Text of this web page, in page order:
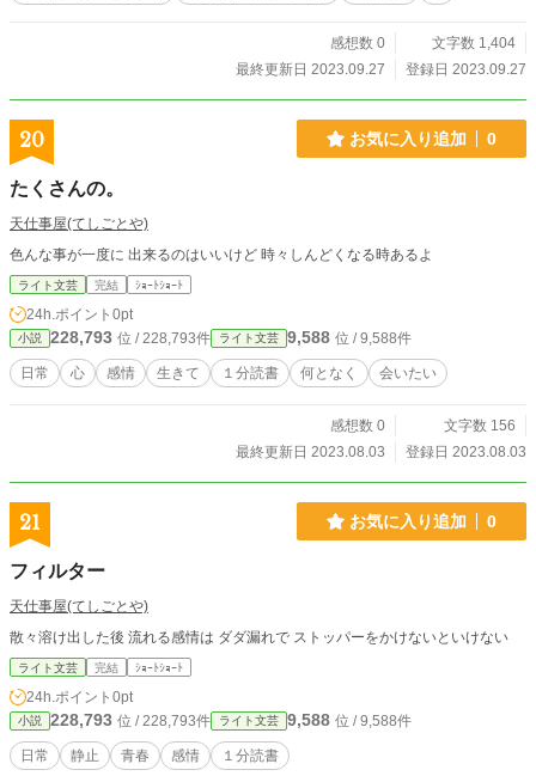
感想数 0
文字数 1,404
最終更新日 2023.09.27
登録日 2023.09.27
20 お気に入り追加 0
たくさんの。
天仕事屋(てしごとや)
色んな事が一度に 出来るのはいいけど 時々しんどくなる時あるよ
ライト文芸 完結 ｼｮｰﾄｼｮｰﾄ
24h.ポイント 0pt
小説 228,793 位 / 228,793件 ライト文芸 9,588 位 / 9,588件
日常 心 感情 生きて １分読書 何となく 会いたい
感想数 0
文字数 156
最終更新日 2023.08.03
登録日 2023.08.03
21 お気に入り追加 0
フィルター
天仕事屋(てしごとや)
散々溶け出した後 流れる感情は ダダ漏れで ストッパーをかけないといけない
ライト文芸 完結 ｼｮｰﾄｼｮｰﾄ
24h.ポイント 0pt
小説 228,793 位 / 228,793件 ライト文芸 9,588 位 / 9,588件
日常 静止 青春 感情 １分読書